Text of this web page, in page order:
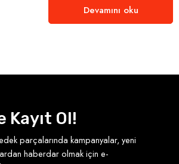
Devamını oku
Ol!
parçalarında kampanyalar, yeni
haberdar olmak için e-